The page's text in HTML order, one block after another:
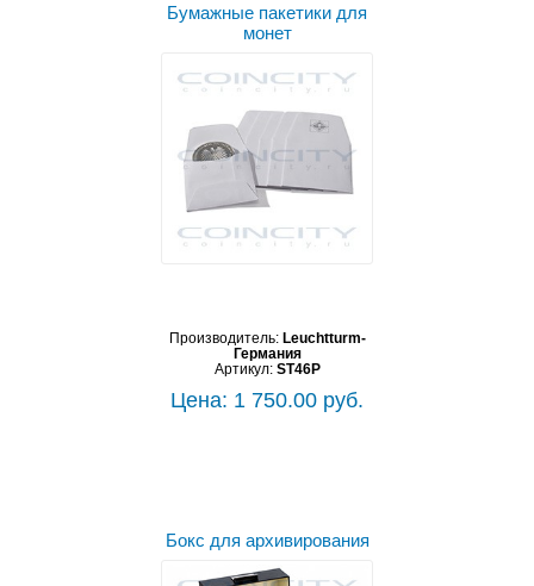
Бумажные пакетики для
монет
Производитель: Leuchtturm-
Германия
Артикул: ST46P
Цена: 1 750.00 руб.
Бокс для архивирования